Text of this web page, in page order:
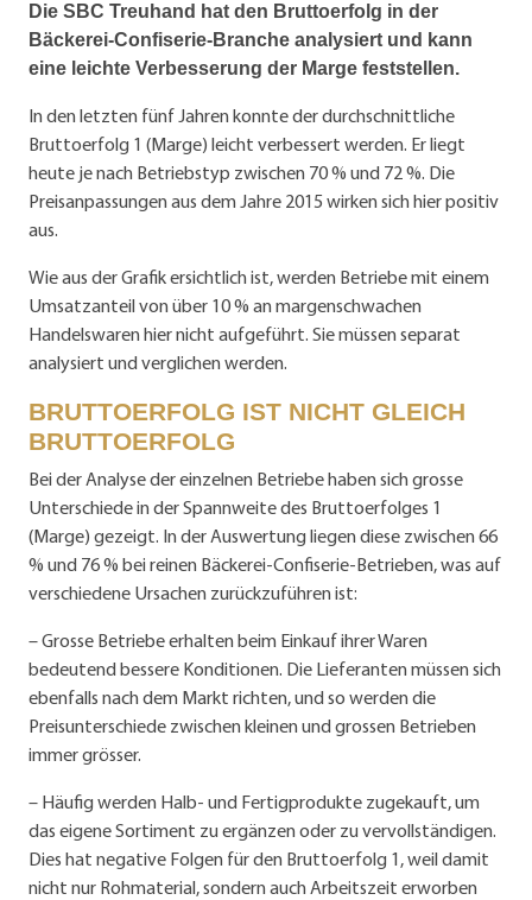
Die SBC Treuhand hat den Bruttoerfolg in der
Bäckerei-Confiserie-Branche analysiert und kann
eine leichte Verbesserung der Marge feststellen.
In den letzten fünf Jahren konnte der durchschnittliche
Bruttoerfolg 1 (Marge) leicht verbessert werden. Er liegt
heute je nach Betriebstyp zwischen 70 % und 72 %. Die
Preisanpassungen aus dem Jahre 2015 wirken sich hier positiv
aus.
Wie aus der Grafik ersichtlich ist, werden Betriebe mit einem
Umsatzanteil von über 10 % an margenschwachen
Handelswaren hier nicht aufgeführt. Sie müssen separat
analysiert und verglichen werden.
BRUTTOERFOLG IST NICHT GLEICH
BRUTTOERFOLG
Bei der Analyse der einzelnen Betriebe haben sich grosse
Unterschiede in der Spannweite des Bruttoerfolges 1
(Marge) gezeigt. In der Auswertung liegen diese zwischen 66
% und 76 % bei reinen Bäckerei-Confiserie-Betrieben, was auf
verschiedene Ursachen zurückzuführen ist:
– Grosse Betriebe erhalten beim Einkauf ihrer Waren
bedeutend bessere Konditionen. Die Lieferanten müssen sich
ebenfalls nach dem Markt richten, und so werden die
Preisunterschiede zwischen kleinen und grossen Betrieben
immer grösser.
– Häufig werden Halb- und Fertigprodukte zugekauft, um
das eigene Sortiment zu ergänzen oder zu vervollständigen.
Dies hat negative Folgen für den Bruttoerfolg 1, weil damit
nicht nur Rohmaterial, sondern auch Arbeitszeit erworben